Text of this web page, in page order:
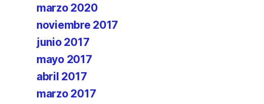
marzo 2020
noviembre 2017
junio 2017
mayo 2017
abril 2017
marzo 2017